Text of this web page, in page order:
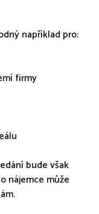
například pro:
firmy
bude však
nájemce může